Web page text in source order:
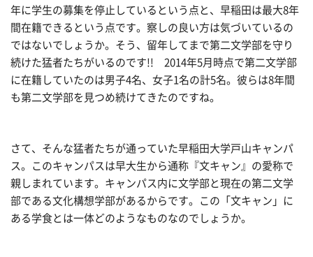
年に学生の募集を停止しているという点と、早稲田は最大8年
間在籍できるという点です。察しの良い方は気づいているの
ではないでしょうか。そう、留年してまで第二文学部を守り
続けた猛者たちがいるのです!! 2014年5月時点で第二文学部
に在籍していたのは男子4名、女子1名の計5名。彼らは8年間
も第二文学部を見つめ続けてきたのですね。
さて、そんな猛者たちが通っていた早稲田大学戸山キャンパ
ス。このキャンパスは早大生から通称『文キャン』の愛称で
親しまれています。キャンパス内に文学部と現在の第二文学
部である文化構想学部があるからです。この「文キャン」に
ある学食とは一体どのようなものなのでしょうか。